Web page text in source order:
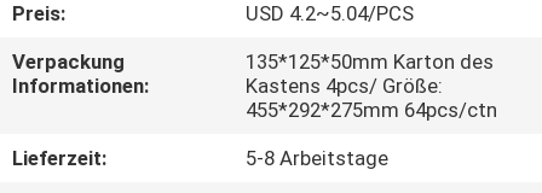
KONTAKTIERE
UNS
NACHRICHTEN
Preis:
USD 4.2~5.04/PCS
Verpackung
Informationen:
135*125*50mm Karton des
Kastens 4pcs/ Größe:
455*292*275mm 64pcs/ctn
Lieferzeit:
5-8 Arbeitstage